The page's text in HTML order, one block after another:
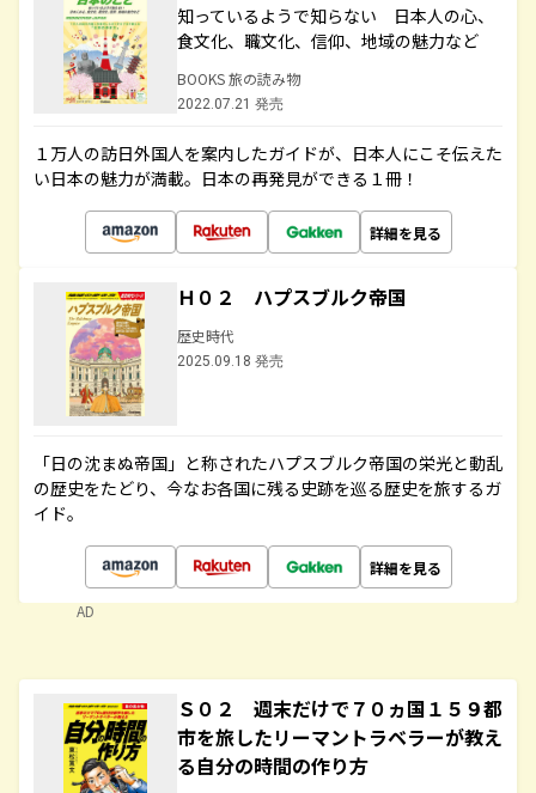
知っているようで知らない 日本人の心、
食文化、職文化、信仰、地域の魅力など
BOOKS 旅の読み物
2022.07.21 発売
１万人の訪日外国人を案内したガイドが、日本人にこそ伝えた
い日本の魅力が満載。日本の再発見ができる１冊！
詳細を見る
Ｈ０２ ハプスブルク帝国
歴史時代
2025.09.18 発売
「日の沈まぬ帝国」と称されたハプスブルク帝国の栄光と動乱
の歴史をたどり、今なお各国に残る史跡を巡る歴史を旅するガ
イド。
詳細を見る
AD
Ｓ０２ 週末だけで７０ヵ国１５９都
市を旅したリーマントラベラーが教え
る自分の時間の作り方